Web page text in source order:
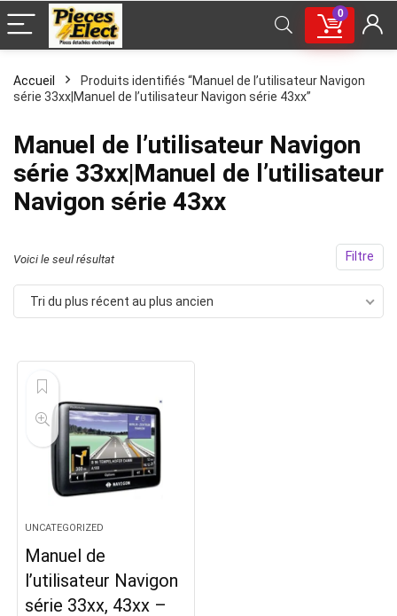
0
Accueil
Produits identifiés “Manuel de l’utilisateur Navigon
série 33xx|Manuel de l’utilisateur Navigon série 43xx”
Manuel de l’utilisateur Navigon
série 33xx|Manuel de l’utilisateur
Navigon série 43xx
Filtre
Voici le seul résultat
Tri du plus récent au plus ancien
UNCATEGORIZED
Manuel de
l’utilisateur Navigon
série 33xx, 43xx –